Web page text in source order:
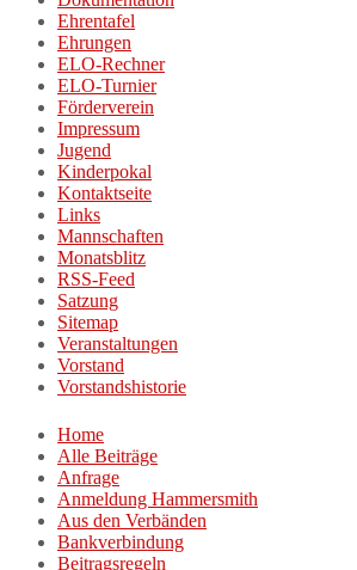
Ehrentafel
Ehrungen
ELO-Rechner
ELO-Turnier
Förderverein
Impressum
Jugend
Kinderpokal
Kontaktseite
Links
Mannschaften
Monatsblitz
RSS-Feed
Satzung
Sitemap
Veranstaltungen
Vorstand
Vorstandshistorie
Home
Alle Beiträge
Anfrage
Anmeldung Hammersmith
Aus den Verbänden
Bankverbindung
Beitragsregeln